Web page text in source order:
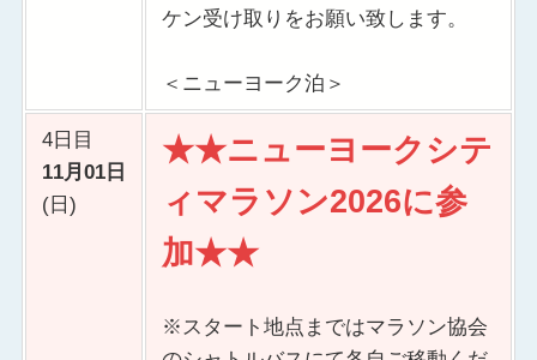
ケン受け取りをお願い致します。
＜ニューヨーク泊＞
4日目
11月01日
(日)
★★ニューヨークシテ
ィマラソン2026に参
加★★
※スタート地点まではマラソン協会